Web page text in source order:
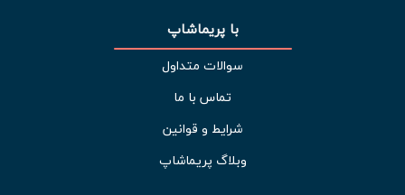
با پریماشاپ
سوالات متداول
تماس با ما
شرایط و قوانین
وبلاگ پریماشاپ